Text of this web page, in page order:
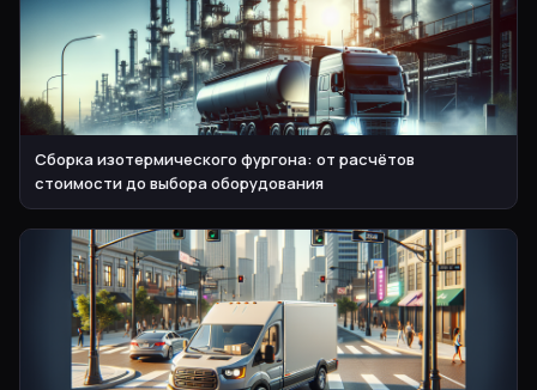
Сборка изотермического фургона: от расчётов
стоимости до выбора оборудования